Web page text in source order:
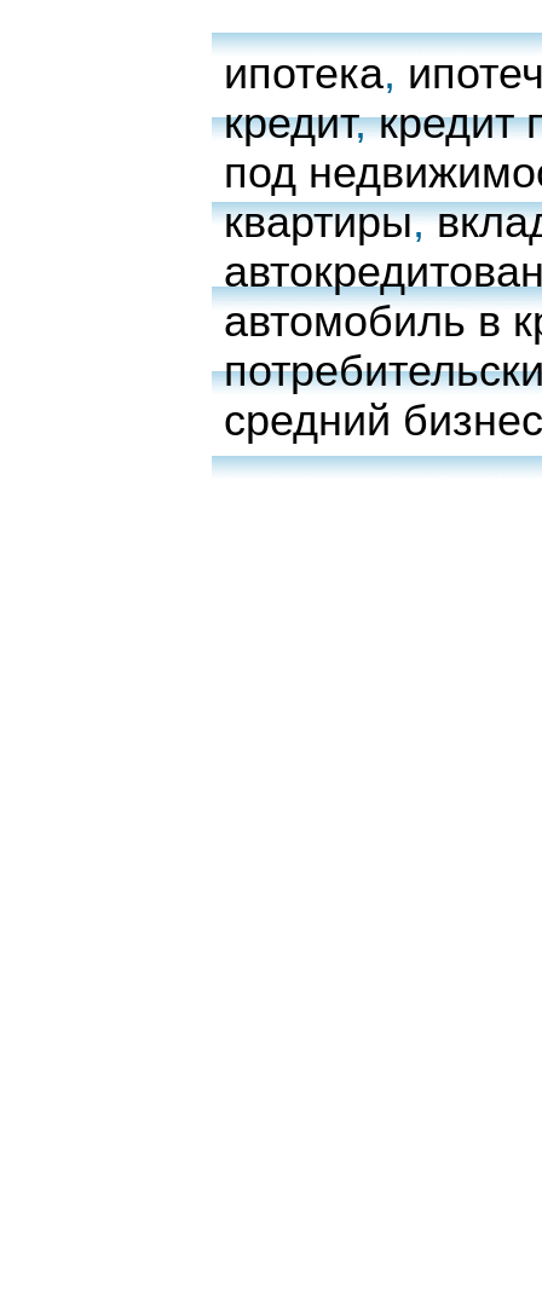
ипотека,
кредит,кредит
под
квартиры,
автомобиль в
средний бизнес